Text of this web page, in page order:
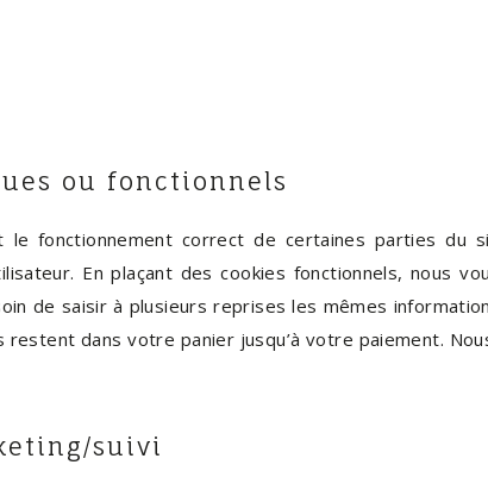
ou fonctionnels
le fonctionnement correct de certaines parties
En plaçant des cookies fonctionnels, nous
de saisir à plusieurs reprises les mêmes
dans votre panier jusqu’à votre paiement.
suivi